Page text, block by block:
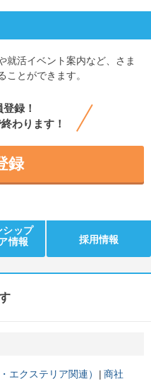
就活イベント案内など、さま
ことができます。
録！
わります！
録
シップ
情報
採用情報
エクステリア関連）
商社